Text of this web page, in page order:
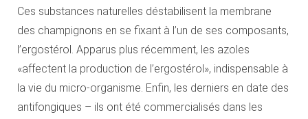
Ces substances naturelles déstabilisent la membrane
des champignons en se fixant à l’un de ses composants,
l’ergostérol. Apparus plus récemment, les azoles
«affectent la production de l’ergostérol», indispensable à
la vie du micro-organisme. Enfin, les derniers en date des
antifongiques – ils ont été commercialisés dans les